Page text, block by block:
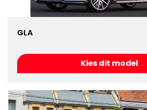
GLA
Kies dit model